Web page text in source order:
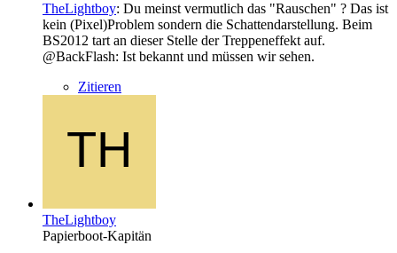
TheLightboy: Du meinst vermutlich das "Rauschen" ? Das ist
kein (Pixel)Problem sondern die Schattendarstellung. Beim
BS2012 tart an dieser Stelle der Treppeneffekt auf.
@BackFlash: Ist bekannt und müssen wir sehen.
Zitieren
TheLightboy
Papierboot-Kapitän